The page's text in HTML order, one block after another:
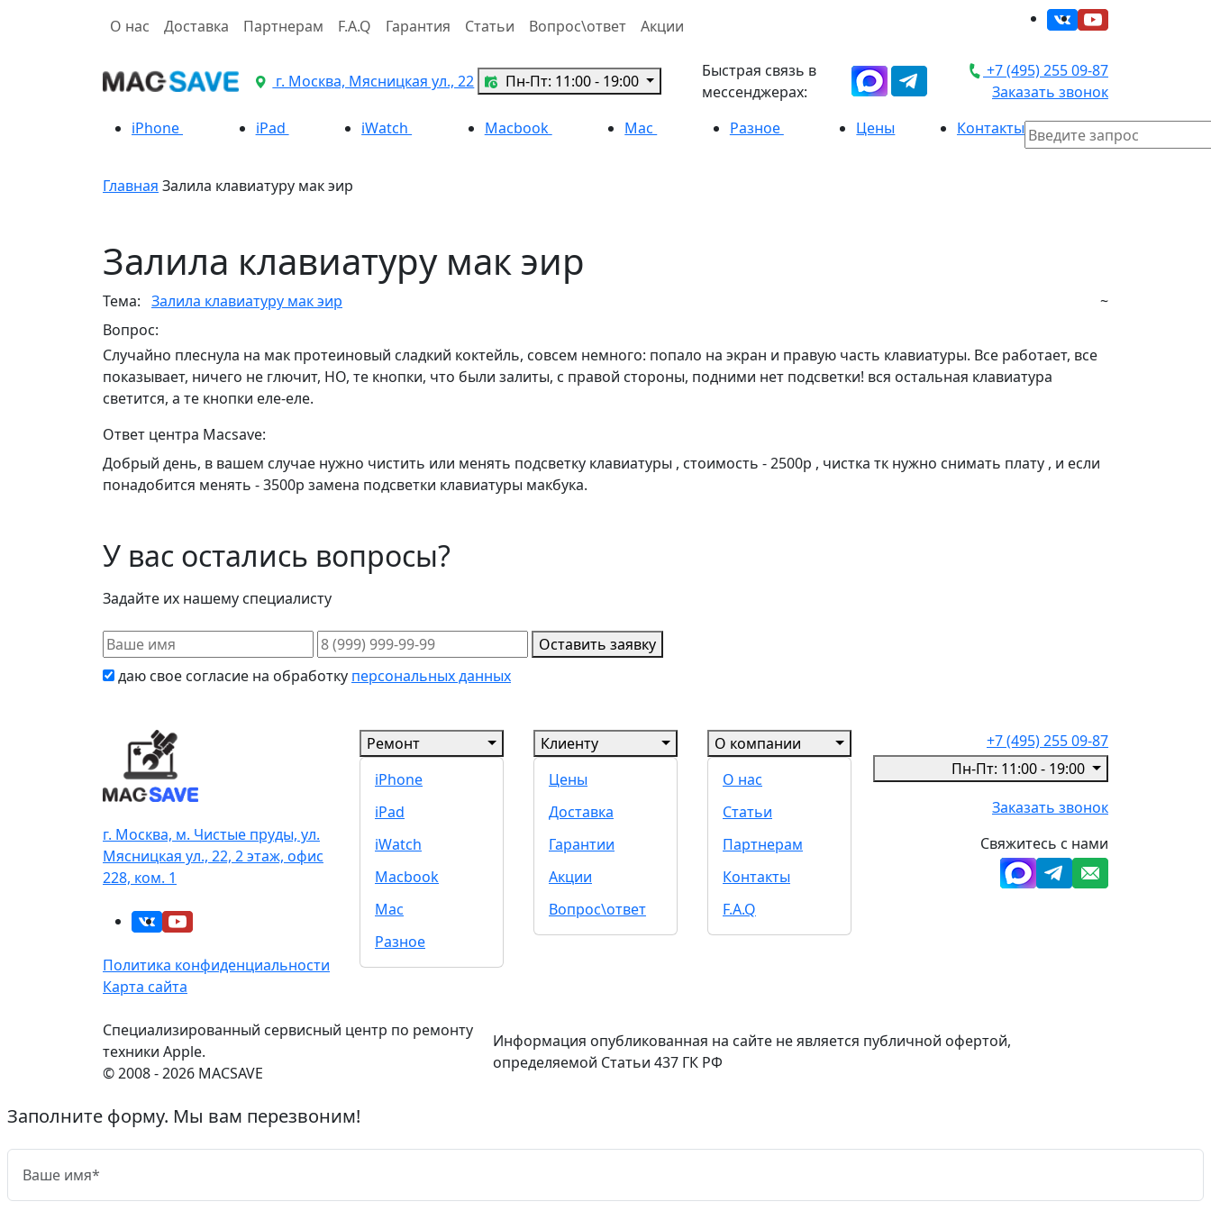
О нас Доставка Партнерам F.A.Q Гарантия Статьи Вопрос\ответ Акции
г. Москва, Мясницкая ул., 22 Пн-Пт: 11:00 - 19:00
Быстрая связь в
мессенджерах:
+7 (495) 255 09-87
Заказать звонок
iPhone
iPad iWatch Macbook Mac Разное Цены Контакты
Главная Залила клавиатуру мак эир
Залила клавиатуру мак эир
Тема: Залила клавиатуру мак эир
~
Вопрос:
Случайно плеснула на мак протеиновый сладкий коктейль, совсем немного: попало на экран и правую часть клавиатуры. Все работает, все
показывает, ничего не глючит, НО, те кнопки, что были залиты, с правой стороны, подними нет подсветки! вся остальная клавиатура
светится, а те кнопки еле-еле.
Ответ центра Macsave:
Добрый день, в вашем случае нужно чистить или менять подсветку клавиатуры , стоимость - 2500р , чистка тк нужно снимать плату , и если
понадобится менять - 3500р замена подсветки клавиатуры макбука.
У вас остались вопросы?
Задайте их нашему специалисту
Оставить заявку
даю свое согласие на обработку персональных данных
г. Москва, м. Чистые пруды, ул.
Мясницкая ул., 22, 2 этаж, офис
228, ком. 1
Политика конфиденциальности
Карта сайта
Ремонт
iPhone
iPad
iWatch
Macbook
Mac
Разное
Клиенту
Цены
Доставка
Гарантии
Акции
Вопрос\ответ
О компании
О нас
Статьи
Партнерам
Контакты
F.A.Q
+7 (495) 255 09-87
Пн-Пт: 11:00 - 19:00
Заказать звонок
Свяжитесь с нами
Специализированный сервисный центр по ремонту
техники Apple.
© 2008 - 2026 MACSAVE
Информация опубликованная на сайте не является публичной офертой,
определяемой Статьи 437 ГК РФ
Заполните форму. Мы вам перезвоним!